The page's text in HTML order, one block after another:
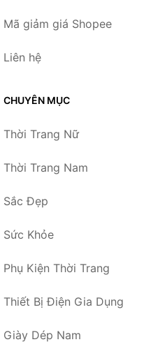
Mã giảm giá Shopee
Liên hệ
CHUYÊN MỤC
Thời Trang Nữ
Thời Trang Nam
Sắc Đẹp
Sức Khỏe
Phụ Kiện Thời Trang
Thiết Bị Điện Gia Dụng
Giày Dép Nam